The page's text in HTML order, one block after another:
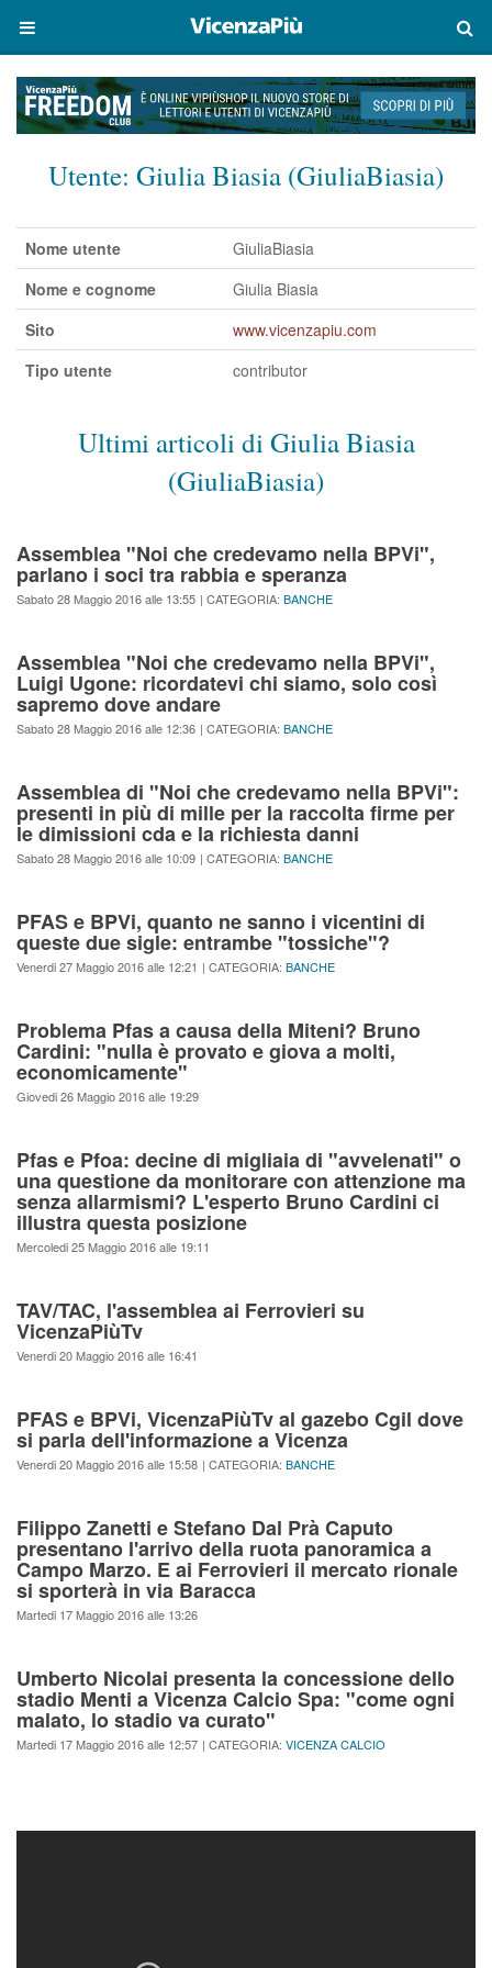
Utente: Giulia Biasia (GiuliaBiasia)
Nome utente
GiuliaBiasia
Nome e cognome
Giulia Biasia
Sito
www.vicenzapiu.com
Tipo utente
contributor
Ultimi articoli di Giulia Biasia
(GiuliaBiasia)
Assemblea "Noi che credevamo nella BPVi",
parlano i soci tra rabbia e speranza
Sabato 28 Maggio 2016 alle 13:55 | CATEGORIA: BANCHE
Assemblea "Noi che credevamo nella BPVi",
Luigi Ugone: ricordatevi chi siamo, solo così
sapremo dove andare
Sabato 28 Maggio 2016 alle 12:36 | CATEGORIA: BANCHE
Assemblea di "Noi che credevamo nella BPVi":
presenti in più di mille per la raccolta firme per
le dimissioni cda e la richiesta danni
Sabato 28 Maggio 2016 alle 10:09 | CATEGORIA: BANCHE
PFAS e BPVi, quanto ne sanno i vicentini di
queste due sigle: entrambe "tossiche"?
Venerdi 27 Maggio 2016 alle 12:21 | CATEGORIA: BANCHE
Problema Pfas a causa della Miteni? Bruno
Cardini: "nulla è provato e giova a molti,
economicamente"
Giovedi 26 Maggio 2016 alle 19:29
Pfas e Pfoa: decine di migliaia di "avvelenati" o
una questione da monitorare con attenzione ma
senza allarmismi? L'esperto Bruno Cardini ci
illustra questa posizione
Mercoledi 25 Maggio 2016 alle 19:11
TAV/TAC, l'assemblea ai Ferrovieri su
VicenzaPiùTv
Venerdi 20 Maggio 2016 alle 16:41
PFAS e BPVi, VicenzaPiùTv al gazebo Cgil dove
si parla dell'informazione a Vicenza
Venerdi 20 Maggio 2016 alle 15:58 | CATEGORIA: BANCHE
Filippo Zanetti e Stefano Dal Prà Caputo
presentano l'arrivo della ruota panoramica a
Campo Marzo. E ai Ferrovieri il mercato rionale
si sporterà in via Baracca
Martedi 17 Maggio 2016 alle 13:26
Umberto Nicolai presenta la concessione dello
stadio Menti a Vicenza Calcio Spa: "come ogni
malato, lo stadio va curato"
Martedi 17 Maggio 2016 alle 12:57 | CATEGORIA: VICENZA CALCIO